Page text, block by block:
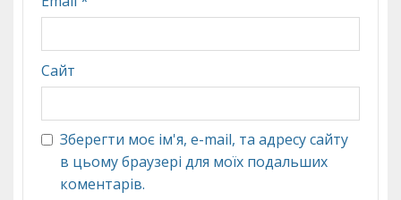
Сайт
Зберегти моє ім'я, e-mail, та адресу сайту
в цьому браузері для моїх подальших
коментарів.